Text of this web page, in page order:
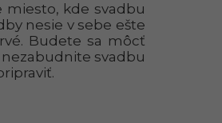
kde svadbu
nesie v sebe ešte
Budete sa môcť
svadbu